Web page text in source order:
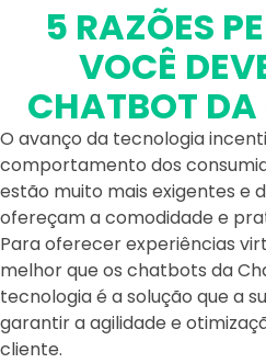
5 RAZÕES
VOCÊ
CHATBOT
O avanço da tecnologia
comportamento dos
estão muito mais exigentes e
ofereçam a comodidade e
Para oferecer experiências
melhor que os chatbots da
tecnologia é a solução que a
garantir a agilidade e
cliente.